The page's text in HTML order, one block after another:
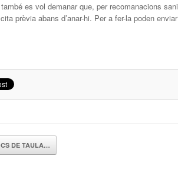
es vol demanar que, per recomanacions
prèvia abans d’anar-hi. Per a fer-la poden
DE TAULA…